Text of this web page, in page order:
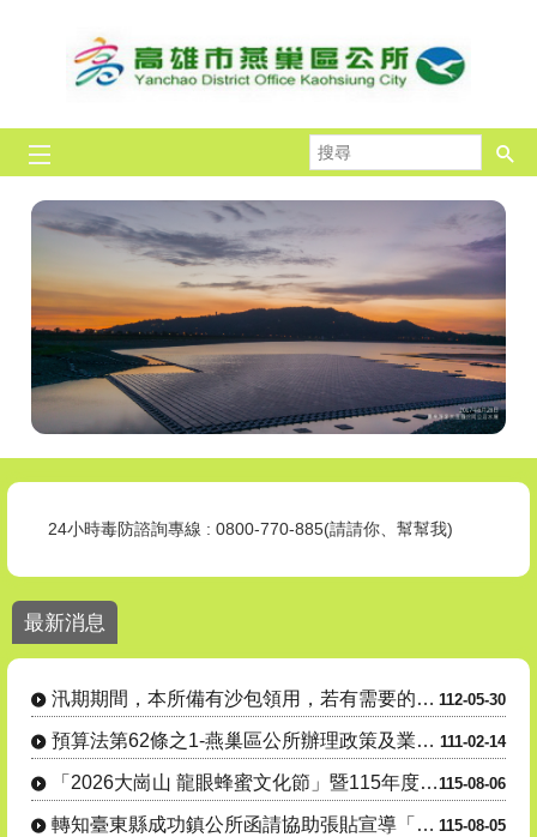
尋
拒毒，我挺你!全民作伙來!
1. 電池回收3”要” 安全又環保！、2. 點亮綠生活 生活更環保 燈管
燕巢區公所各課室分機號碼請至【機關介紹】-【課室職掌及電話
24小時毒防諮詢專線 : 0800-770-885(請請你、幫幫我)
最新消息
112-05-30
汛期期間，本所備有沙包領用，若有需要的民眾請善加利用。
111-02-14
預算法第62條之1-燕巢區公所辦理政策及業務宣導之執行情形表
115-08-06
「2026大崗山 龍眼蜂蜜文化節」暨115年度產銷履歷豬肉暨米食推廣- 『豬香米寶 蜜香田寮』豬肉米....
115-08-05
轉知臺東縣成功鎮公所函請協助張貼宣導「115年度成功鎮阿美族文化節暨傳統舞蹈競賽及族語推廣系列活動」....